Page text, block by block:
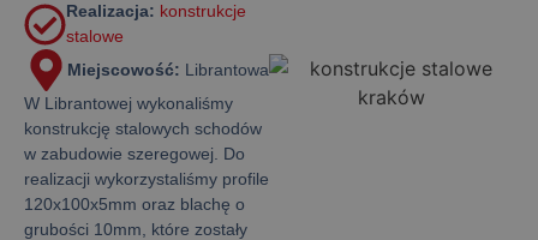
Realizacja: konstrukcje
stalowe
Miejscowość: Librantowa
W Librantowej wykonaliśmy
konstrukcję stalowych schodów
w zabudowie szeregowej. Do
realizacji wykorzystaliśmy profile
120x100x5mm oraz blachę o
grubości 10mm, które zostały